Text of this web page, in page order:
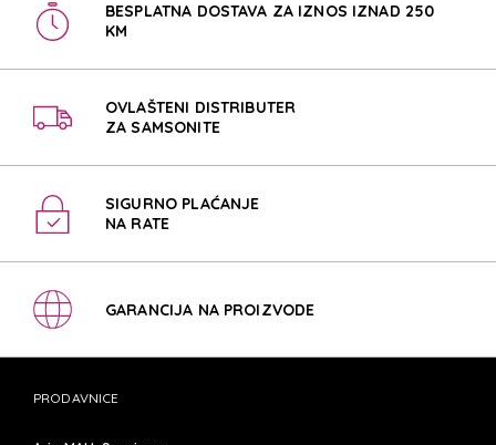
BESPLATNA DOSTAVA ZA IZNOS IZNAD 250
KM
OVLAŠTENI DISTRIBUTER
ZA SAMSONITE
SIGURNO PLAĆANJE
NA RATE
GARANCIJA NA PROIZVODE
PRODAVNICE